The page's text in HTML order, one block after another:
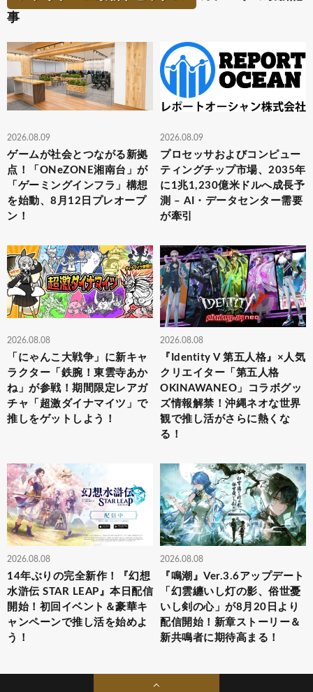
事
2026.08.09
ゲームが社会とつながる新拠
点！「ONeZONE湘南台」が
「ゲーミングインフラ」構想
を始動、8月12日プレオープ
ン！
2026.08.09
プロセッサおよびコンピュー
ティングチップ市場、2035年
に1兆1,230億米ドルへ成長予
測 – AI・データセンター需要
が牽引
2026.08.08
「にゃんこ大戦争」に新キャ
ラクター「鉄腕！東雲寺あか
ね」が参戦！期間限定レアガ
チャ「超激ダイナマイツ」で
推しをゲットしよう！
2026.08.08
『Identity V 第五人格』×人気
クリエイター「第五人格
OKINAWANEO」コラボグッ
ズ情報解禁！沖縄ネオな世界
観で推し活がさらに熱くな
る！
2026.08.08
14年ぶりの完全新作！『幻想
水滸伝 STAR LEAP』本日配信
開始！初回イベント＆豪華キ
ャンペーンで推し活を始めよ
う！
2026.08.08
『鳴潮』Ver.3.6アップデート
「幻雲纏いし灯の影、俗世憂
いし剣の心」が8月20日より
配信開始！新章ストーリー＆
新共鳴者に期待高まる！